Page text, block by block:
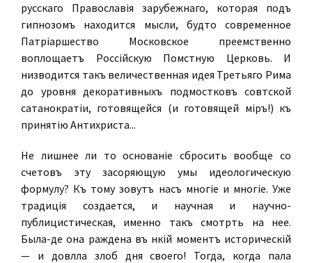
русскаго Православія зарубежнаго, которая подъ
гипнозомъ находится мысли, будто современное
Патріаршество Московское преемственно
воплощаетъ Россійскую Помѣстную Церковь. И
низводится такъ величественная идея Третьяго Рима
до уровня декоративныхъ подмостковъ совѣтской
сатанократіи, готовящейся (и готовящей міръ!) къ
принятію Антихриста...
Не лишнее ли то основаніе сбросить вообще со
счетовъ эту засоряющую умы идеологическую
формулу? Къ тому зовутъ насъ многіе и многіе. Уже
традиція создается, и научная и научно-
публицистическая, именно такъ смотрѣть на нее.
Была-де она раждена въ нѣкій моментъ историческій
— и довлѣла злобѣ дня своего! Тогда, когда пала